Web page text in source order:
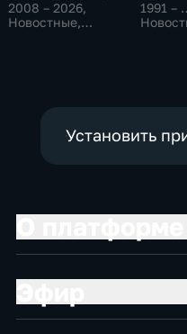
2008 – 2026,
Новостные,
1991 –
Установить